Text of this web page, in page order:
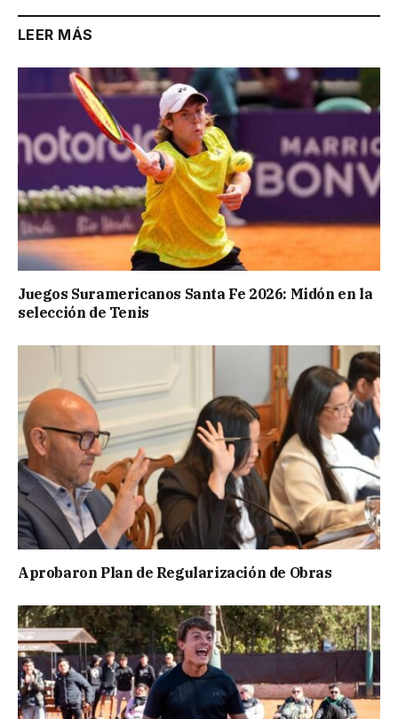
LEER MÁS
Juegos Suramericanos Santa Fe 2026: Midón en la
selección de Tenis
Aprobaron Plan de Regularización de Obras